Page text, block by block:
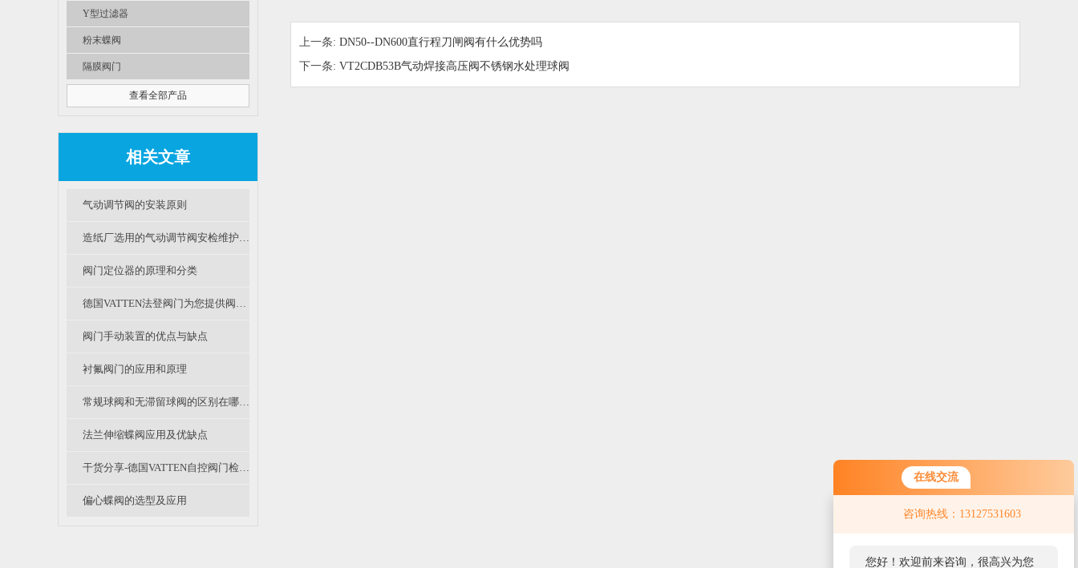
在线交流
咨询热线：13127531603
您好！欢迎前来咨询，很高兴为您
您好，看您停留很久了，是否找到
Y型过滤器
粉末蝶阀
隔膜阀门
查看全部产品
相关文章
气动调节阀的安装原则
造纸厂选用的气动调节阀安检维护要主要看那些地方？
阀门定位器的原理和分类
德国VATTEN法登阀门为您提供阀门采购时的注意事项
阀门手动装置的优点与缺点
衬氟阀门的应用和原理
常规球阀和无滞留球阀的区别在哪里呢？
法兰伸缩蝶阀应用及优缺点
干货分享-德国VATTEN自控阀门检修规程（一）
偏心蝶阀的选型及应用
上一条: DN50--DN600直行程刀闸阀有什么优势吗
下一条: VT2CDB53B气动焊接高压阀不锈钢水处理球阀